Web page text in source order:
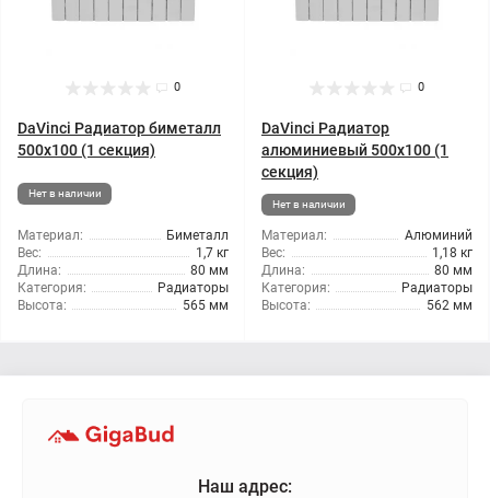
0
DaVinci Радиатор биметалл
500x100 (1 секция)
Нет в наличии
Материал:
Биметалл
Вес:
1,7 кг
Длина:
80 мм
Категория:
Радиаторы
Высота:
565 мм
0
DaVinci Радиатор
алюминиевый 500x100 (1
секция)
Нет в наличии
Материал:
Алюминий
Вес:
1,18 кг
Длина:
80 мм
Категория:
Радиаторы
Высота:
562 мм
Наш адрес: